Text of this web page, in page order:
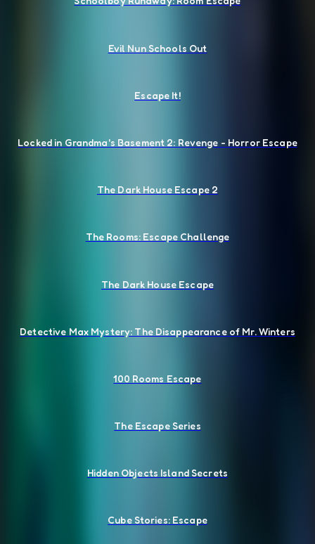
Evil Nun Schools Out
Escape It!
Locked in Grandma's Basement 2: Revenge - Horror Escape
The Dark House Escape 2
The Rooms: Escape Challenge
The Dark House Escape
Detective Max Mystery: The Disappearance of Mr. Winters
100 Rooms Escape
The Escape Series
Hidden Objects Island Secrets
Cube Stories: Escape